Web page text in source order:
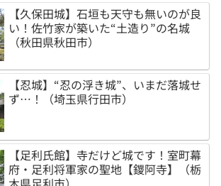
【久保田城】石垣も天守も無いのが良
い！佐竹家が築いた“土造り”の名城
（秋田県秋田市）
【忍城】“忍の浮き城”、いまだ落城せ
ず…！（埼玉県行田市）
【足利氏館】寺だけど城です！室町幕
府・足利将軍家の聖地【鑁阿寺】（栃